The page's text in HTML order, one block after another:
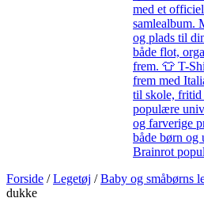
med et
samlealbum.
og plads til
både flot,
frem. 👕 T-
frem med
til skole, fritid
populære
og farverige
både børn og
Brainrot
Forside /Legetøj /Baby og småbørns
dukke